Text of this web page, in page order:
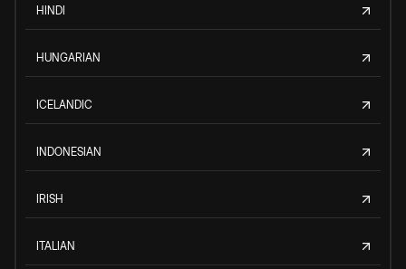
HINDI
HUNGARIAN
ICELANDIC
INDONESIAN
IRISH
ITALIAN